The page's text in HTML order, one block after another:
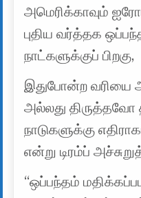
அமெரிக்காவும்
புதிய வர்த்தக
நாட்களுக்குப் பிறகு,
இதுபோன்ற வரியை
அல்லது திருத்தவோ
நாடுகளுக்கு
என்று டிரம்ப்
“ஒப்பந்தம்